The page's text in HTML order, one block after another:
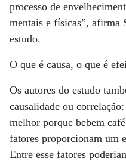
processo de
mentais e físicas”, afirma
estudo.
O que é causa, o que é
Os autores do estudo
causalidade ou
melhor porque bebem
fatores proporcionam um
Entre esse fatores